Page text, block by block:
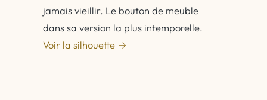
jamais vieillir. Le bouton de meuble
dans sa version la plus intemporelle.
Voir la silhouette →